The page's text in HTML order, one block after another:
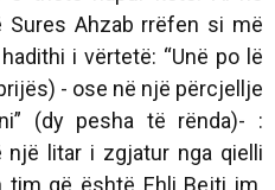
Ahzab rrëfen si më
i vërtetë: “Unë po lë
- ose në një përcjellje
(dy pesha të rënda)- :
një litar i zgjatur nga qielli
që është Ehli Bejti im.